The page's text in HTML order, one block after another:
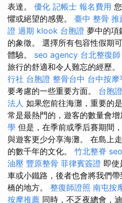
表達。 優化 記帳士 報名費用
懼或絕望的感覺。 臺中 整骨 推
證 過期 klook 台胞證 夢中的項
的象徵。 選擇所有包容性假期
體驗。 seo agency 台北整復師
旅行的舒適和令人難忘的經歷。
行社 台胞證 整骨台中 台中按摩
要考慮的一些重要方面。 台胞
法人 如果您前往海灘，重要的
常是最熱門的，遊客的數量會增
學 但是，在季前或季后賽期間
與遊客更少分享海灘。 在島上
的數千年的文化。 竹北整脊
油壓 豐原整骨 菲律賓簽證 即使
車或小鐵路，後者也會將我們
橋的地方。 整復師證照 南屯按
按摩推薦 同時，不乏夜總會，